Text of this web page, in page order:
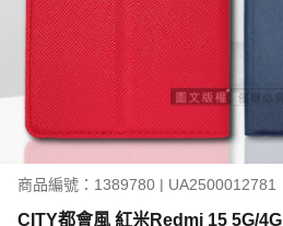
商品編號：1389780 | UA2500012781
CITY都會風 紅米Redmi 15 5G/